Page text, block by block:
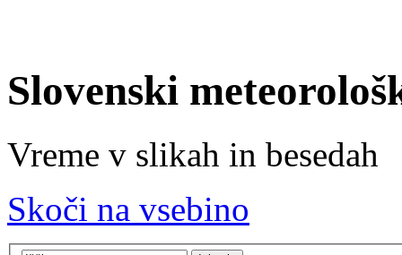
Slovenski
Vreme v slikah in besedah
Skoči na vsebino